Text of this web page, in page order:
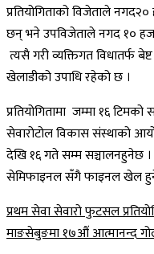
प्रतियोगिताकोविजेतालेनगद२०
छन्भनेउपविजेतालेनगद१०
त्यसैगरीव्यक्तिगतविधातर्फबेष्ट
खेलाडीकोउपाधिरहेकोछ ।
प्रतियोगितामा जम्मा१६टिमको
सेवारोटोलविकाससंस्थाको
देखि१६गतेसम्मसञ्चालनहुनेछ ।
सेमिफाइनलसँगैफाइनलखेल
Post
प्रथम सेवा सेवारो फुटसल
माङसेबुङमा १७औं आत्मानन्द